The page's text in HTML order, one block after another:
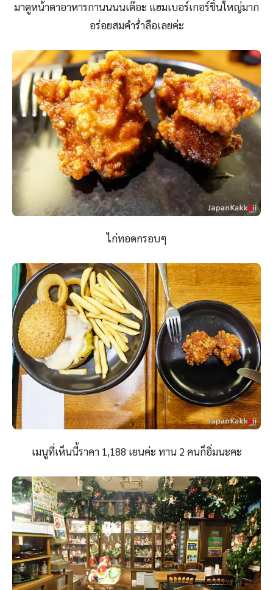
มาดูหน้าตาอาหารกานนนนเต๊อะ แฮมเบอร์เกอร์ชิ้นใหญ่มาก
อร่อยสมคำร่ำลือเลยค่ะ
ไก่ทอดกรอบๆ
เมนูที่เห็นนี้ราคา 1,188 เยนค่ะ ทาน 2 คนก็อิ่มนะคะ